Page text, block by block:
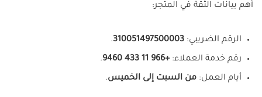
أهم بيانات الثقة في المتجر:
الرقم الضريبي: 310051497500003
.
رقم خدمة العملاء:+966 11 433 9460
.
أيام العمل: من السبت إلى الخميس.